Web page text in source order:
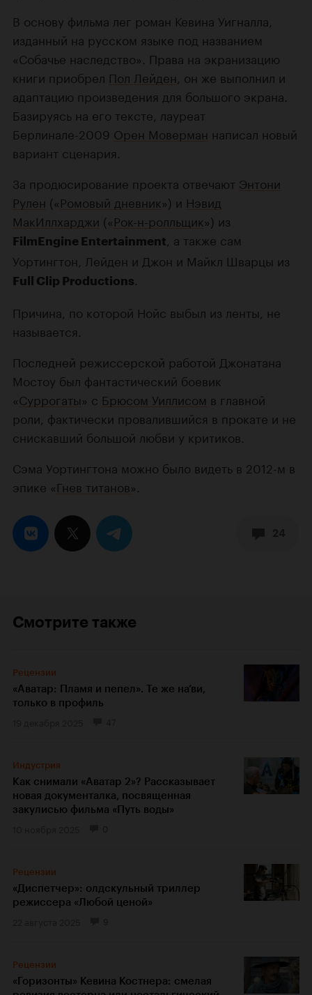
В основу фильма лег роман Кевина Уигналла,
изданный на русском языке под названием
«Собачье наследство». Права на экранизацию
книги приобрел Пол Лейден , он же выполнил и
адаптацию произведения для большого экрана.
Базируясь на его тексте, лауреат
Берлинале-2009 Орен Моверман написал новый
вариант сценария.
За продюсирование проекта отвечают Энтони
Рулен («Ромовый дневник») и Нэвид
МакИллхарджи («Рок-н-ролльщик») из
FilmEngine Entertainment , а также сам
Уортингтон, Лейден и Джон и Майкл Шварцы из
Full Clip Productions
Причина, по которой Нойс выбыл из ленты, не
называется.
Последней режиссерской работой Джонатана
Мостоу был фантастический боевик
«Суррогаты» с Брюсом Уиллисом в главной
роли, фактически провалившийся в прокате и не
снискавший большой любви у критиков.
Сэма Уортингтона можно было видеть в 2012-м в
эпике «Гнев титанов».
Смотрите также
Рецензии
«Аватар: Пламя и пепел». Те же на’ви,
только в профиль
Индустрия
Как снимали «Аватар 2»? Рассказывает
новая документалка, посвященная
закулисью фильма «Путь воды»
Рецензии
«Диспетчер»: олдскульный триллер
режиссера «Любой ценой»
Рецензии
«Горизонты» Кевина Костнера: смелая